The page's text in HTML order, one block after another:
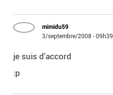
mimidu59
3/septembre/2008 - 09h39
je suis d'accord
:p